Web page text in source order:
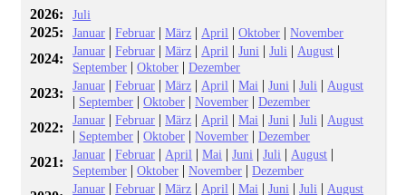
2026:
Juli
2025: Januar |Februar |März |April |Oktober |November
2024: Januar |Februar |März |April |Juni |Juli |August |
September |Oktober |Dezember
2023: Januar |Februar |März |April |Mai |Juni |Juli |August
| September |Oktober |November |Dezember
2022: Januar |Februar |März |April |Mai |Juni |Juli |August
| September |Oktober |November |Dezember
2021: Januar |Februar |April |Mai |Juni |Juli |August |
September |Oktober |November |Dezember
Januar |Februar |März |April |Mai |Juni |Juli |August